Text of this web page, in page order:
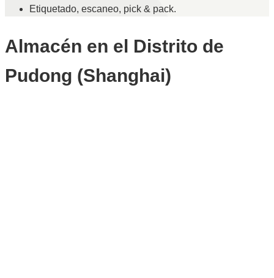
Etiquetado, escaneo, pick & pack.
Almacén en el Distrito de
Pudong (Shanghai)